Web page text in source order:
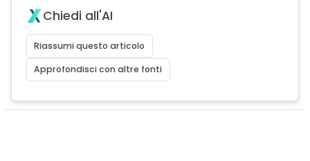
Chiedi all'AI
Riassumi questo articolo
Approfondisci con altre fonti